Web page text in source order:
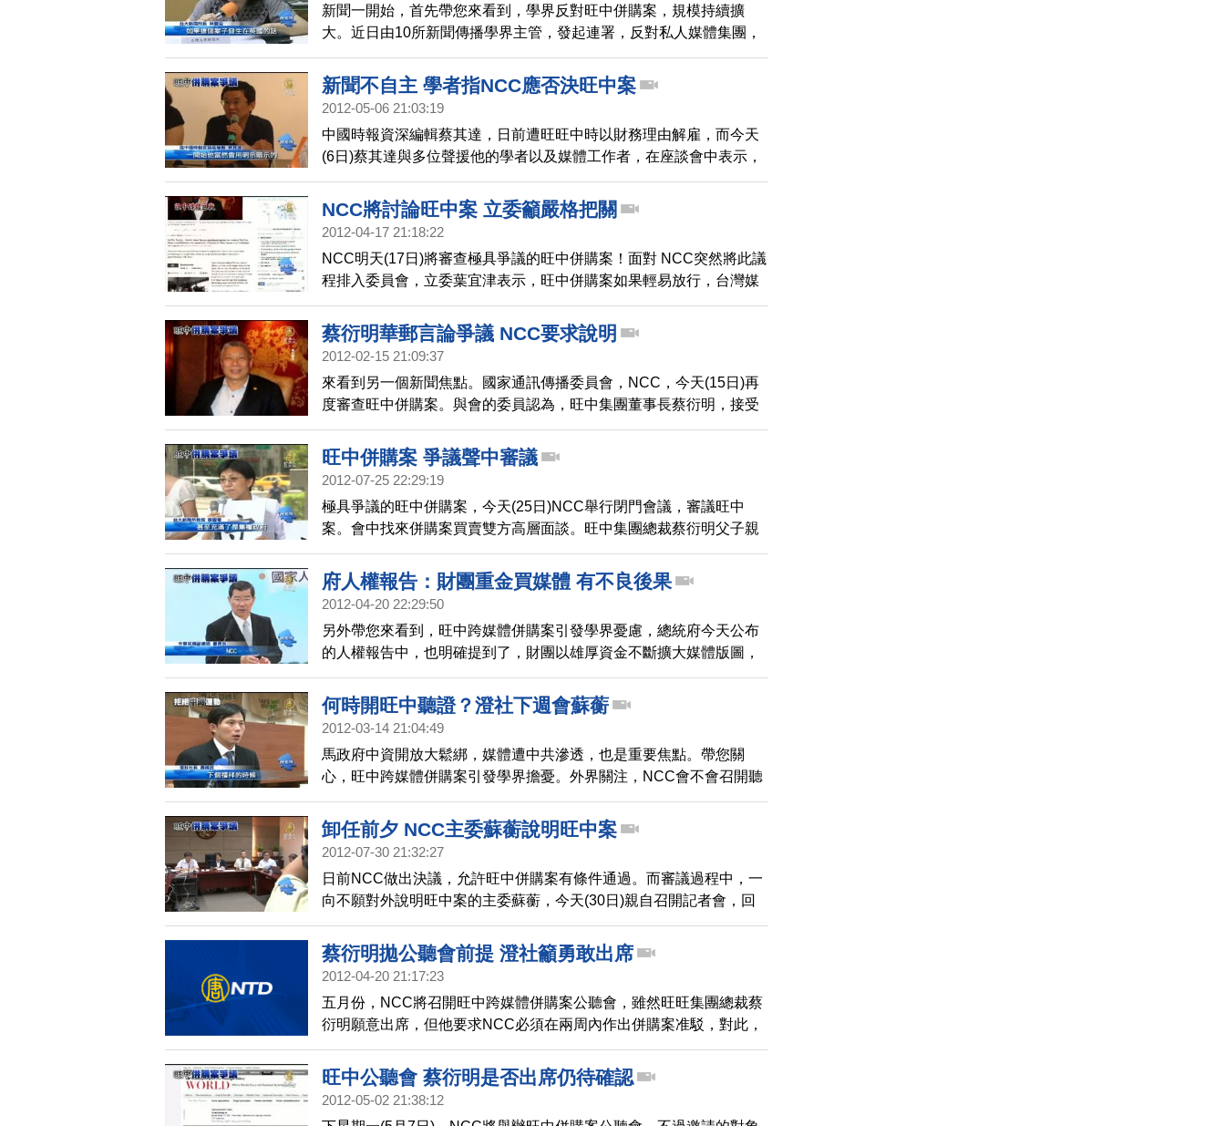
新聞一開始，首先帶您來看到，學界反對旺中併購案，規模持續擴
大。近日由10所新聞傳播學界主管，發起連署，反對私人媒體集團，
壟斷市場。學者並指出，旺中集團旗下媒體，接受中國政府置入行，
已經違法，呼籲NCC應該盡速駁回旺中案 。
新聞不自主 學者指NCC應否決旺中案
2012-05-06 21:03:19
中國時報資深編輯蔡其達，日前遭旺旺中時以財務理由解雇，而今天
(6日)蔡其達與多位聲援他的學者以及媒體工作者，在座談會中表示，
蔡衍明入主中時之後，報社員工配合老闆，對報導內容自我限制。學
者指出，NCC應該考量這些違反新聞自主的事證，否決正在審查的旺
中併購案。
NCC將討論旺中案 立委籲嚴格把關
2012-04-17 21:18:22
NCC明天(17日)將審查極具爭議的旺中併購案！面對 NCC突然將此議
程排入委員會，立委葉宜津表示，旺中併購案如果輕易放行，台灣媒
體將出現壟斷情況。因此要求NCC嚴格把關，保障台灣資訊自由。
蔡衍明華郵言論爭議 NCC要求說明
2012-02-15 21:09:37
來看到另一個新聞焦點。國家通訊傳播委員會，NCC，今天(15日)再
度審查旺中併購案。與會的委員認為，旺中集團董事長蔡衍明，接受
華盛頓郵報採訪，發表的言論存在諸多疑 慮，因此決定將併購案「續
行審議」，並要求旺中集團，在時間內提出華盛頓郵報採訪內容的相
關說明。
旺中併購案 爭議聲中審議
2012-07-25 22:29:19
極具爭議的旺中併購案，今天(25日)NCC舉行閉門會議，審議旺中
案。會中找來併購案買賣雙方高層面談。旺中集團總裁蔡衍明父子親
自出席會議，被眼尖媒體發現搶拍，而在場外，也是一整天抗議聲不
斷，300多位學生和學者高喊口號表達訴求，向NCC呼籲反對媒體巨
鱷、捍衛新聞專業。
府人權報告：財團重金買媒體 有不良後果
2012-04-20 22:29:50
另外帶您來看到，旺中跨媒體併購案引發學界憂慮，總統府今天公布
的人權報告中，也明確提到了，財團以雄厚資金不斷擴大媒體版圖，
將導致媒體所有權集中化的不良後果，雖然沒有點名旺中案，不過總
統這番言論，引發揣測。
何時開旺中聽證？澄社下週會蘇蘅
2012-03-14 21:04:49
馬政府中資開放大鬆綁，媒體遭中共滲透，也是重要焦點。帶您關
心，旺中跨媒體併購案引發學界擔憂。外界關注，NCC會不會召開聽
證會，邀蔡衍明出席說明。澄社社長黃國昌今天透露，他們下週將拜
會NCC主委蘇蘅，希望NCC給社會清楚交代。
卸任前夕 NCC主委蘇蘅說明旺中案
2012-07-30 21:32:27
日前NCC做出決議，允許旺中併購案有條件通過。而審議過程中，一
向不願對外說明旺中案的主委蘇蘅，今天(30日)親自召開記者會，回
應外界疑慮。
蔡衍明拋公聽會前提 澄社籲勇敢出席
2012-04-20 21:17:23
五月份，NCC將召開旺中跨媒體併購案公聽會，雖然旺旺集團總裁蔡
衍明願意出席，但他要求NCC必須在兩周內作出併購案准駁，對此，
澄社社長黃國昌今天表示，速審速決的前提，應該是釐清爭議，國外
處理併購案都召開十次聽證程序，呼籲蔡衍明勇敢出席。
旺中公聽會 蔡衍明是否出席仍待確認
2012-05-02 21:38:12